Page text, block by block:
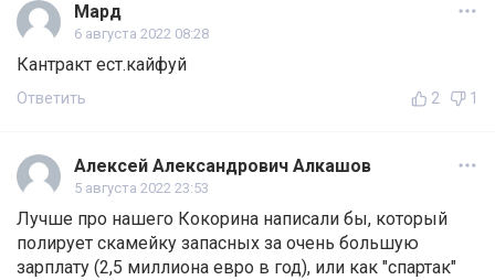
Мард
6 августа 2022 08:28
Кантракт ест.кайфуй
Ответить 2 1
Алексей Александрович Алкашов
5 августа 2022 23:53
Лучше про нашего Кокорина написали бы, который
полирует скамейку запасных за очень большую
зарплату (2,5 миллиона евро в год), или как "спартак"